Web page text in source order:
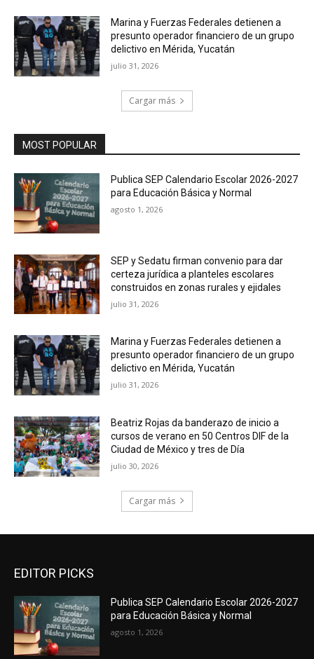
Marina y Fuerzas Federales detienen a
presunto operador financiero de un grupo
delictivo en Mérida, Yucatán
julio 31, 2026
Cargar más
MOST POPULAR
Publica SEP Calendario Escolar 2026-2027
para Educación Básica y Normal
agosto 1, 2026
SEP y Sedatu firman convenio para dar
certeza jurídica a planteles escolares
construidos en zonas rurales y ejidales
julio 31, 2026
Marina y Fuerzas Federales detienen a
presunto operador financiero de un grupo
delictivo en Mérida, Yucatán
julio 31, 2026
Beatriz Rojas da banderazo de inicio a
cursos de verano en 50 Centros DIF de la
Ciudad de México y tres de Día
julio 30, 2026
Cargar más
EDITOR PICKS
Publica SEP Calendario Escolar 2026-2027
para Educación Básica y Normal
agosto 1, 2026